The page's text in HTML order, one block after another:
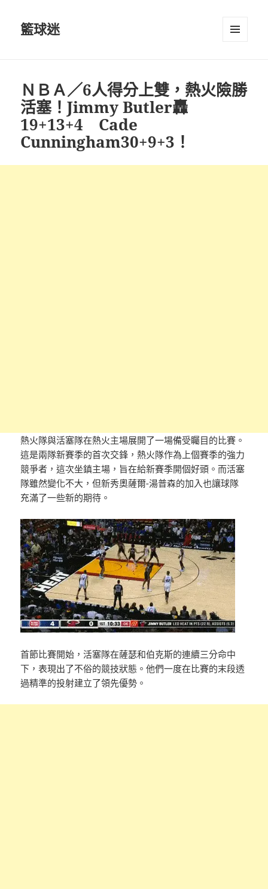
籃球迷
ＮＢＡ／6人得分上雙，熱火險勝
活塞！Jimmy Butler轟
19+13+4 Cade
Cunningham30+9+3！
熱火隊與活塞隊在熱火主場展開了一場備受矚目的比賽。
這是兩隊新賽季的首次交鋒，熱火隊作為上個賽季的強力
競爭者，這次坐鎮主場，旨在給新賽季開個好頭。而活塞
隊雖然變化不大，但新秀奧薩爾-湯普森的加入也讓球隊
充滿了一些新的期待。
首節比賽開始，活塞隊在薩瑟和伯克斯的連續三分命中
下，表現出了不俗的競技狀態。他們一度在比賽的末段透
過精準的投射建立了領先優勢。